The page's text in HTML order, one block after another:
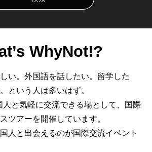
WhyNot!?
い。外国語を話したい。留学した
という人は多いはず。
人と気軽に交流できる場として、国際
ツアーを開催しています。
人と出会えるのが国際交流イベント